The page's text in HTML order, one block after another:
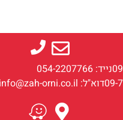
נייד: 054-2207766
דוא"ל: info@zah-orni.co.il